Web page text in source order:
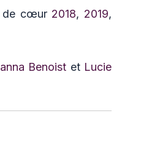
de cœur 2018, 2019,
Benoist et Lucie